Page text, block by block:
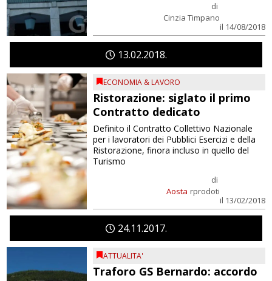
di
Cinzia Timpano
il 14/08/2018
1302 2018
ECONOMIA & LAVORO
Ristorazione: siglato il primo
Contratto dedicato
Aosta
di
rprodoti
il 13/02/2018
Definito il Contratto Collettivo Nazionale
per i lavoratori dei Pubblici Esercizi e della
Ristorazione, finora incluso in quello del
Turismo
24 11 2017
ATTUALITA'
Traforo GS Bernardo: accordo